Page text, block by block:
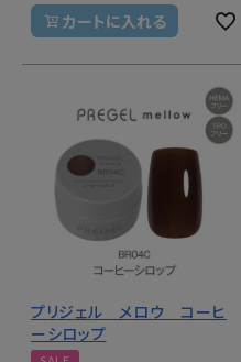
カートに入れる
プリジェル メロウ コーヒ
ーシロップ